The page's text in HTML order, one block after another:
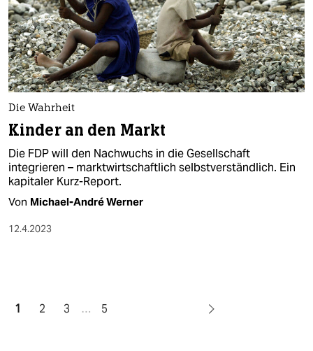
Die Wahrheit
Kinder an den Markt
Die FDP will den Nachwuchs in die Gesellschaft
integrieren – marktwirtschaftlich selbstverständlich. Ein
kapitaler Kurz-Report.
Von Michael-André Werner
12.4.2023
1 2 3 … 5